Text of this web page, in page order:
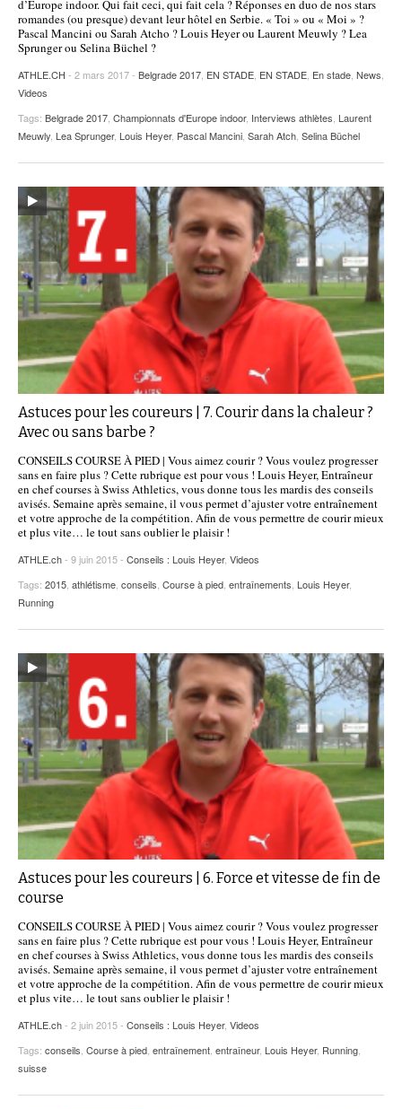
POURQUOI ATHLE.CH ?
ATHLE.CH RÉGIONS | VAUD
HIGHLIGHTS
d’Europe indoor. Qui fait ceci, qui fait cela ? Réponses en duo de nos stars
romandes (ou presque) devant leur hôtel en Serbie. « Toi » ou « Moi » ?
Pascal Mancini ou Sarah Atcho ? Louis Heyer ou Laurent Meuwly ? Lea
Sprunger ou Selina Büchel ?
ATHLE.CH - 2 mars 2017 - Belgrade 2017 EN STADE EN STADE En stade News
Videos
Tags: Belgrade 2017 Championnats d'Europe indoor, Interviews athlètes Laurent
Meuwly Lea Sprunger, Louis Heyer, Pascal Mancini Sarah Atch Selina Büchel
Astuces pour les coureurs | 7. Courir dans la chaleur ?
Avec ou sans barbe ?
CONSEILS COURSE À PIED | Vous aimez courir ? Vous voulez progresser
sans en faire plus ? Cette rubrique est pour vous ! Louis Heyer, Entraîneur
en chef courses à Swiss Athletics, vous donne tous les mardis des conseils
avisés. Semaine après semaine, il vous permet d’ajuster votre entraînement
et votre approche de la compétition. Afin de vous permettre de courir mieux
et plus vite… le tout sans oublier le plaisir !
ATHLE.ch- 9 juin 2015 - Conseils : Louis Heyer, Videos
Tags: 2015 athlétisme conseils Course à pied entraînements Louis Heyer,
Running
Astuces pour les coureurs | 6. Force et vitesse de fin de
course
CONSEILS COURSE À PIED | Vous aimez courir ? Vous voulez progresser
sans en faire plus ? Cette rubrique est pour vous ! Louis Heyer, Entraîneur
en chef courses à Swiss Athletics, vous donne tous les mardis des conseils
avisés. Semaine après semaine, il vous permet d’ajuster votre entraînement
et votre approche de la compétition. Afin de vous permettre de courir mieux
et plus vite… le tout sans oublier le plaisir !
ATHLE.ch- 2 juin 2015 - Conseils : Louis Heyer, Videos
Tags: conseils, Course à pied, entraînement, entraîneur, Louis Heyer, Running,
suisse